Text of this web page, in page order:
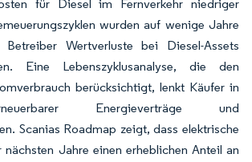
für Diesel im Fernverkehr niedriger
wurden auf wenige Jahre
Wertverluste bei Diesel-Assets
Eine Lebenszyklusanalyse, die den
berücksichtigt, lenkt Käufer in
Energieverträge und
Scanias Roadmap zeigt, dass elektrische
nächsten Jahre einen erheblichen Anteil an